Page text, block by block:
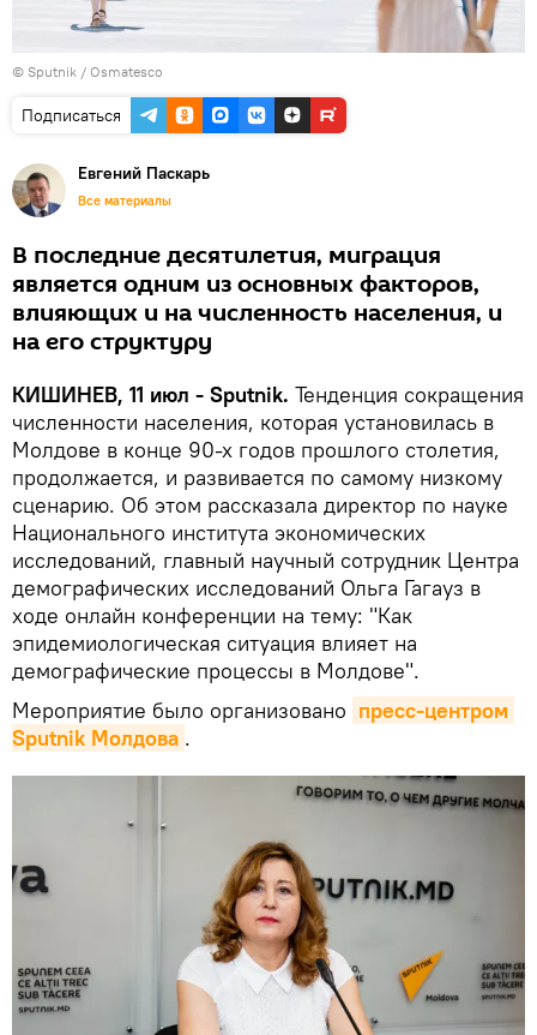
© Sputnik / Osmatesco
Подписаться
Евгений Паскарь
Все материалы
В последние десятилетия, миграция
является одним из основных факторов,
влияющих и на численность населения, и
на его структуру
КИШИНЕВ, 11 июл - Sputnik. Тенденция сокращения
численности населения, которая установилась в
Молдове в конце 90-х годов прошлого столетия,
продолжается, и развивается по самому низкому
сценарию. Об этом рассказала директор по науке
Национального института экономических
исследований, главный научный сотрудник Центра
демографических исследований Ольга Гагауз в
ходе онлайн конференции на тему: "Как
эпидемиологическая ситуация влияет на
демографические процессы в Молдове".
Мероприятие было организовано пресс-центром
Sputnik Молдова .